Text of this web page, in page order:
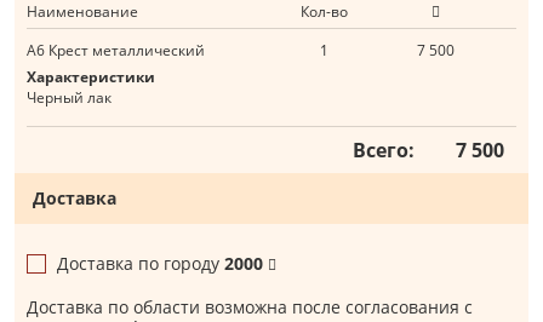
Наименование
Кол-во
А6 Крест металлический
1
7 500
Характеристики
Черный лак
Всего: 7 500
Доставка
Доставка по городу 2000
Доставка по области возможна после согласования с